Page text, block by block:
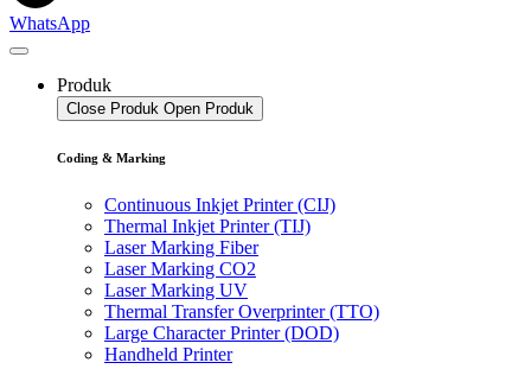
WhatsApp
Produk
Close Produk Open Produk
Coding & Marking
Continuous Inkjet Printer (CIJ)
Thermal Inkjet Printer (TIJ)
Laser Marking Fiber
Laser Marking CO2
Laser Marking UV
Thermal Transfer Overprinter (TTO)
Large Character Printer (DOD)
Handheld Printer